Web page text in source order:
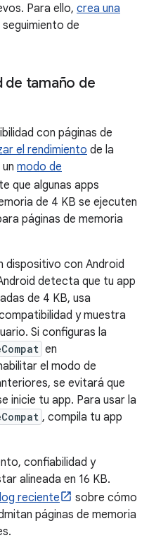
Para ello, crea una
de
de tamaño de
con páginas de
el rendimiento de la
modo de
que algunas apps
de 4 KB se ejecuten
páginas de memoria
dispositivo con Android
detecta que tu app
de 4 KB, usa
y muestra
Si configuras la
en
el modo de
se evitará que
inicie tu app. Para usar la
, compila tu app
confiabilidad y
alineada en 16 KB.
reciente
sobre cómo
páginas de memoria